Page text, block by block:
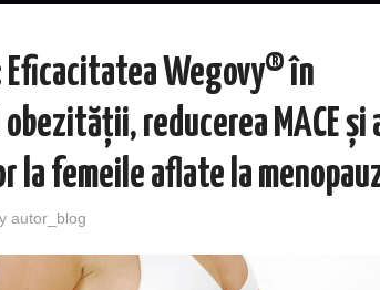
Eficacitatea Wegovy® în
reducerea MACE și
la femeile aflate la
autor_blog